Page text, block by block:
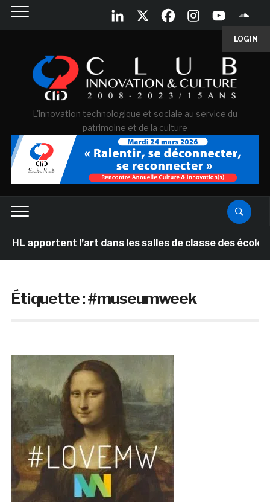
LOGIN
L'innovation technologique et sociale au service du
patrimoine et de la culture
l’art dans les salles de classe des écoles
Étiquette :#museumweek